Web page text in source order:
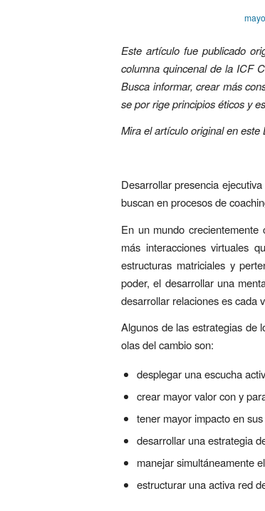
Este artículo fue publicado
columna quincenal de la ICF
Busca informar, crear más
se por rige principios éticos y
Mira el artículo original en este
Desarrollar presencia
buscan en procesos de
En un mundo crecientemente
más interacciones virtuales
estructuras matriciales y
poder, el desarrollar una
desarrollar relaciones es cada
Algunos de las estrategias de
olas del cambio son:
desplegar una escucha
crear mayor valor con y
tener mayor impacto en
desarrollar una estrategia
manejar simultáneamente
estructurar una activa red